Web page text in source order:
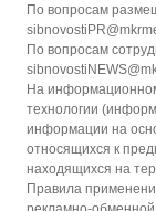
По вопросам
По вопросам
На
технологии
информации на
относящихся к
находящихся на
Правила